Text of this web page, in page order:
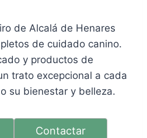
de Alcalá de Henares
de cuidado canino.
y productos de
trato excepcional a cada
su bienestar y belleza.
Contactar